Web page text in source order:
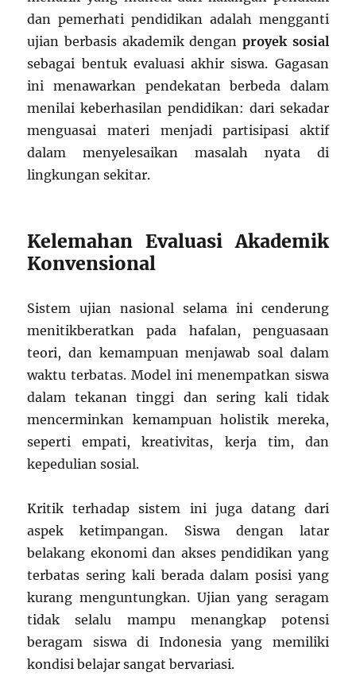
dan pemerhati pendidikan adalah mengganti
ujian berbasis akademik dengan proyek sosial
sebagai bentuk evaluasi akhir siswa. Gagasan
ini menawarkan pendekatan berbeda dalam
menilai keberhasilan pendidikan: dari sekadar
menguasai materi menjadi partisipasi aktif
dalam menyelesaikan masalah nyata di
lingkungan sekitar.
Kelemahan Evaluasi Akademik
Konvensional
Sistem ujian nasional selama ini cenderung
menitikberatkan pada hafalan, penguasaan
teori, dan kemampuan menjawab soal dalam
waktu terbatas. Model ini menempatkan siswa
dalam tekanan tinggi dan sering kali tidak
mencerminkan kemampuan holistik mereka,
seperti empati, kreativitas, kerja tim, dan
kepedulian sosial.
Kritik terhadap sistem ini juga datang dari
aspek ketimpangan. Siswa dengan latar
belakang ekonomi dan akses pendidikan yang
terbatas sering kali berada dalam posisi yang
kurang menguntungkan. Ujian yang seragam
tidak selalu mampu menangkap potensi
beragam siswa di Indonesia yang memiliki
kondisi belajar sangat bervariasi.